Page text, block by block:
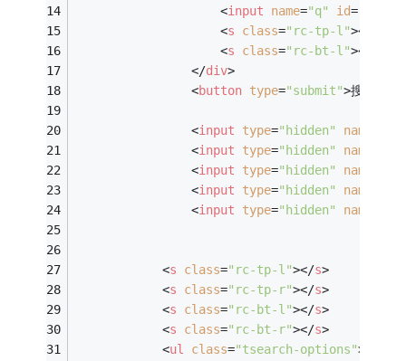
<input name="q" id=
<s class="rc-tp-l"></
<s class="rc-bt-l"></
</div>
<button type="submit">搜索
<input type="hidden" name
<input type="hidden" name
<input type="hidden" name
<input type="hidden" name
<input type="hidden" name
<s class="rc-tp-l"></s>
<s class="rc-tp-r"></s>
<s class="rc-bt-l"></s>
<s class="rc-bt-r"></s>
<ul class="tsearch-options">